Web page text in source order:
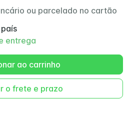
ou parcelado no cartão
entrega
ao carrinho
o frete e prazo